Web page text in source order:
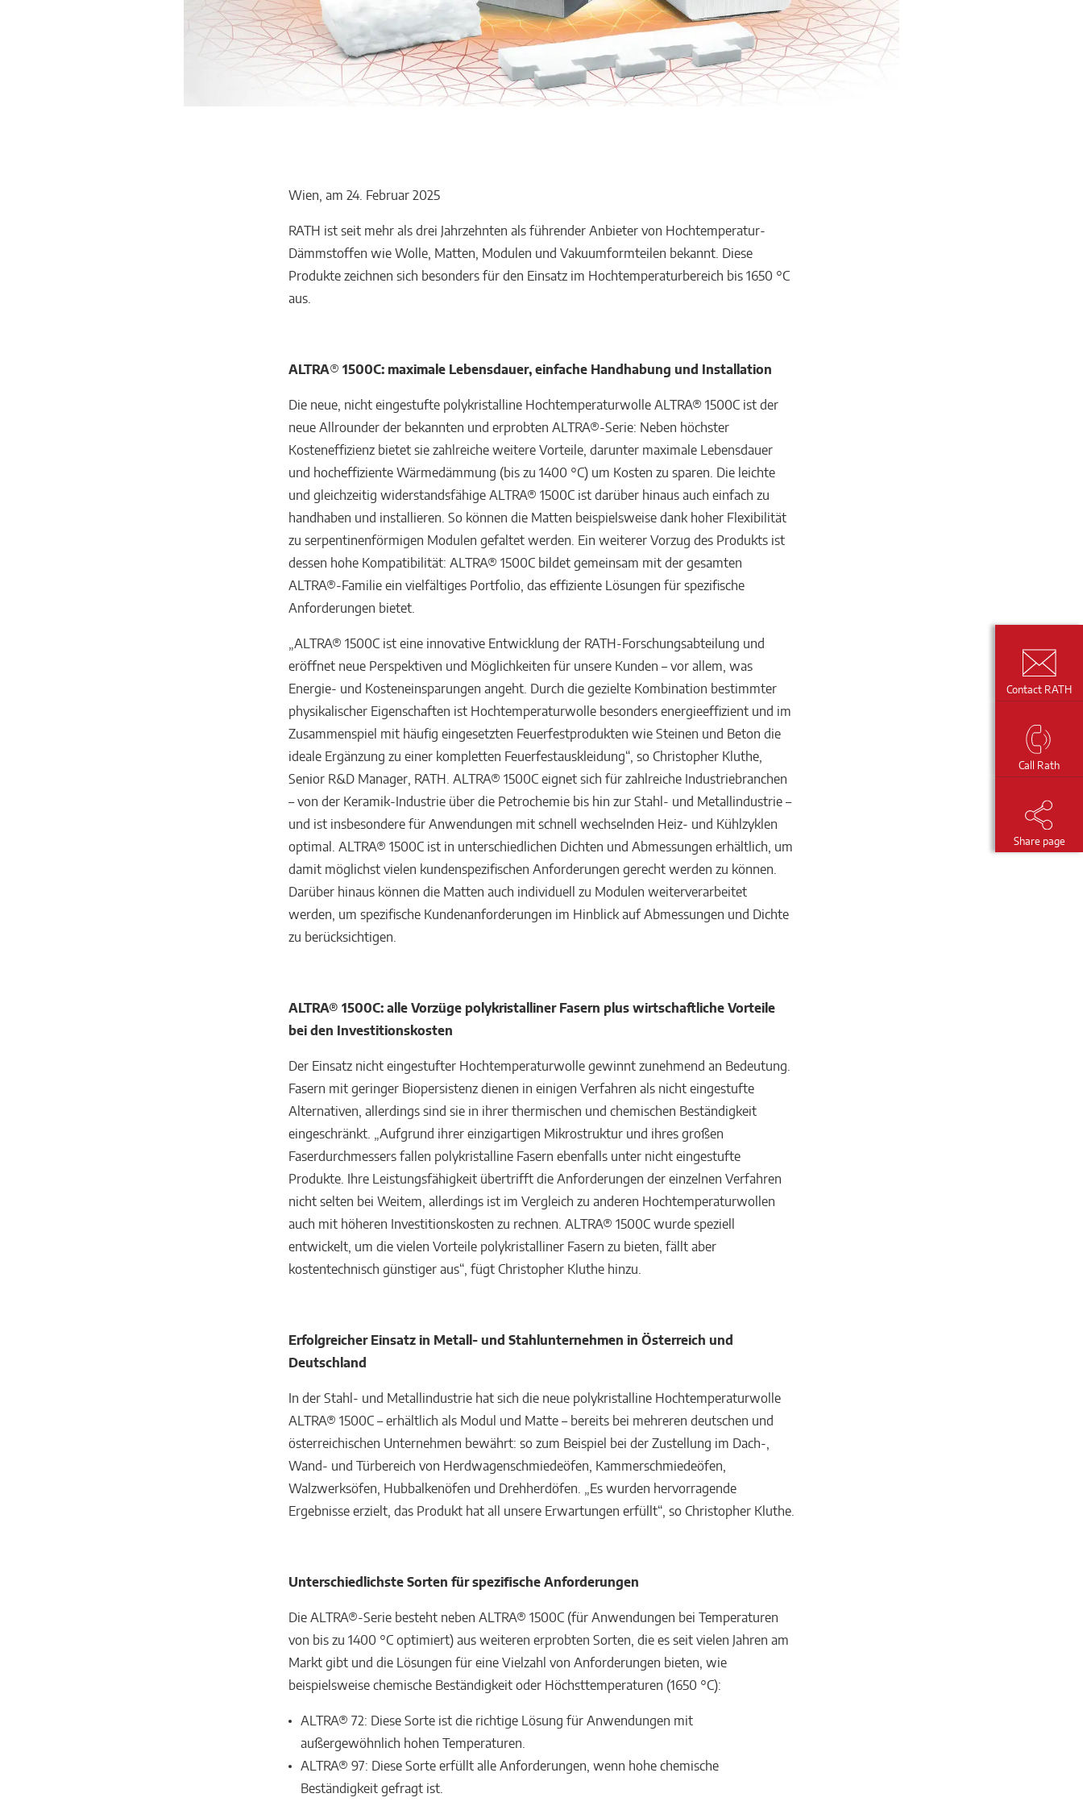
Wien, am 24. Februar 2025
RATH ist seit mehr als drei Jahrzehnten als führender Anbieter von Hochtemperatur-
Dämmstoffen wie Wolle, Matten, Modulen und Vakuumformteilen bekannt. Diese
Produkte zeichnen sich besonders für den Einsatz im Hochtemperaturbereich bis 1650 °C
aus.
ALTRA® 1500C: maximale Lebensdauer, einfache Handhabung und Installation
Die neue, nicht eingestufte polykristalline Hochtemperaturwolle ALTRA® 1500C ist der
neue Allrounder der bekannten und erprobten ALTRA®-Serie: Neben höchster
Kosteneffizienz bietet sie zahlreiche weitere Vorteile, darunter maximale Lebensdauer
und hocheffiziente Wärmedämmung (bis zu 1400 °C) um Kosten zu sparen. Die leichte
und gleichzeitig widerstandsfähige ALTRA® 1500C ist darüber hinaus auch einfach zu
handhaben und installieren. So können die Matten beispielsweise dank hoher Flexibilität
zu serpentinenförmigen Modulen gefaltet werden. Ein weiterer Vorzug des Produkts ist
dessen hohe Kompatibilität: ALTRA® 1500C bildet gemeinsam mit der gesamten
ALTRA®-Familie ein vielfältiges Portfolio, das effiziente Lösungen für spezifische
Anforderungen bietet.
„ALTRA® 1500C ist eine innovative Entwicklung der RATH-Forschungsabteilung und
eröffnet neue Perspektiven und Möglichkeiten für unsere Kunden – vor allem, was
Energie- und Kosteneinsparungen angeht. Durch die gezielte Kombination bestimmter
physikalischer Eigenschaften ist Hochtemperaturwolle besonders energieeffizient und im
Zusammenspiel mit häufig eingesetzten Feuerfestprodukten wie Steinen und Beton die
ideale Ergänzung zu einer kompletten Feuerfestauskleidung“, so Christopher Kluthe,
Senior R&D Manager, RATH. ALTRA® 1500C eignet sich für zahlreiche Industriebranchen
– von der Keramik-Industrie über die Petrochemie bis hin zur Stahl- und Metallindustrie –
und ist insbesondere für Anwendungen mit schnell wechselnden Heiz- und Kühlzyklen
optimal. ALTRA® 1500C ist in unterschiedlichen Dichten und Abmessungen erhältlich, um
damit möglichst vielen kundenspezifischen Anforderungen gerecht werden zu können.
Darüber hinaus können die Matten auch individuell zu Modulen weiterverarbeitet
werden, um spezifische Kundenanforderungen im Hinblick auf Abmessungen und Dichte
zu berücksichtigen.
ALTRA® 1500C: alle Vorzüge polykristalliner Fasern plus wirtschaftliche Vorteile
bei den Investitionskosten
Der Einsatz nicht eingestufter Hochtemperaturwolle gewinnt zunehmend an Bedeutung.
Fasern mit geringer Biopersistenz dienen in einigen Verfahren als nicht eingestufte
Alternativen, allerdings sind sie in ihrer thermischen und chemischen Beständigkeit
eingeschränkt. „Aufgrund ihrer einzigartigen Mikrostruktur und ihres großen
Faserdurchmessers fallen polykristalline Fasern ebenfalls unter nicht eingestufte
Produkte. Ihre Leistungsfähigkeit übertrifft die Anforderungen der einzelnen Verfahren
nicht selten bei Weitem, allerdings ist im Vergleich zu anderen Hochtemperaturwollen
auch mit höheren Investitionskosten zu rechnen. ALTRA® 1500C wurde speziell
entwickelt, um die vielen Vorteile polykristalliner Fasern zu bieten, fällt aber
kostentechnisch günstiger aus“, fügt Christopher Kluthe hinzu.
Erfolgreicher Einsatz in Metall- und Stahlunternehmen in Österreich und
Deutschland
In der Stahl- und Metallindustrie hat sich die neue polykristalline Hochtemperaturwolle
ALTRA® 1500C – erhältlich als Modul und Matte – bereits bei mehreren deutschen und
österreichischen Unternehmen bewährt: so zum Beispiel bei der Zustellung im Dach-,
Wand- und Türbereich von Herdwagenschmiedeöfen, Kammerschmiedeöfen,
Walzwerksöfen, Hubbalkenöfen und Drehherdöfen. „Es wurden hervorragende
Ergebnisse erzielt, das Produkt hat all unsere Erwartungen erfüllt“, so Christopher Kluthe.
Unterschiedlichste Sorten für spezifische Anforderungen
Die ALTRA®-Serie besteht neben ALTRA® 1500C (für Anwendungen bei Temperaturen
von bis zu 1400 °C optimiert) aus weiteren erprobten Sorten, die es seit vielen Jahren am
Markt gibt und die Lösungen für eine Vielzahl von Anforderungen bieten, wie
beispielsweise chemische Beständigkeit oder Höchsttemperaturen (1650 °C):
ALTRA® 72: Diese Sorte ist die richtige Lösung für Anwendungen mit
außergewöhnlich hohen Temperaturen.
ALTRA® 97: Diese Sorte erfüllt alle Anforderungen, wenn hohe chemische
Beständigkeit gefragt ist.
Contact RATH
Call Rath
Share page